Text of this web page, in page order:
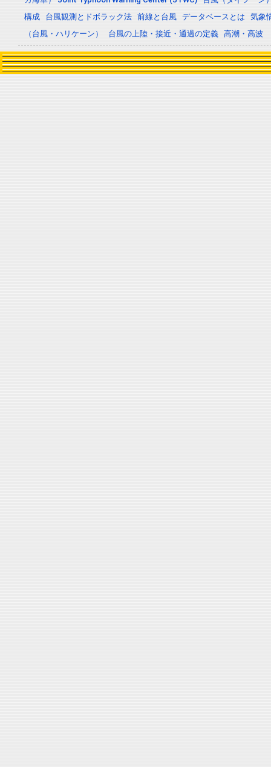
構成
台風観測とドボラック法 前線と台風 データベースとは
気象
（台風・ハリケーン）
台風の上陸・接近・通過の定義 高潮・高波